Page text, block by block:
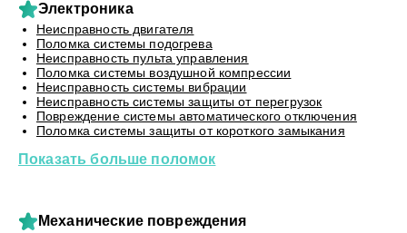
Электроника
Неисправность двигателя
Поломка системы подогрева
Неисправность пульта управления
Поломка системы воздушной компрессии
Неисправность системы вибрации
Неисправность системы защиты от перегрузок
Повреждение системы автоматического отключения
Поломка системы защиты от короткого замыкания
Показать больше поломок
Механические повреждения